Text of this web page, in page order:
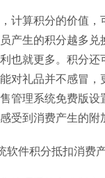
计算积分的价值，
产生的积分越多兑
也就更多。积分还
对礼品并不感冒，
管理系统免费版设
受到消费产生的附